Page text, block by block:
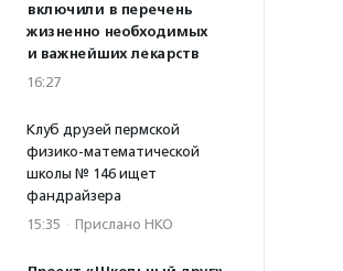
включили в перечень
жизненно необходимых
и важнейших лекарств
16:27
Клуб друзей пермской
физико-математической
школы № 146 ищет
фандрайзера
15:35 · Прислано НКО